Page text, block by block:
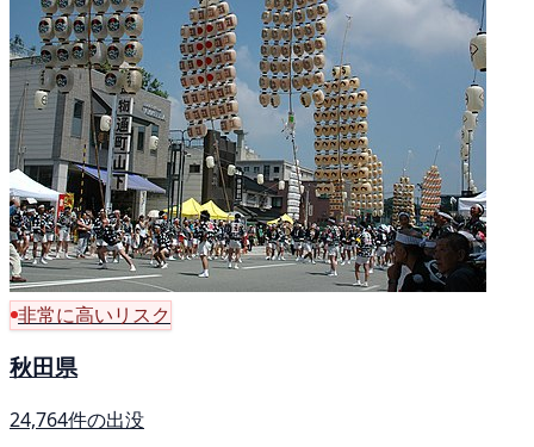
非常に高いリスク
秋田県
24,764件の出没